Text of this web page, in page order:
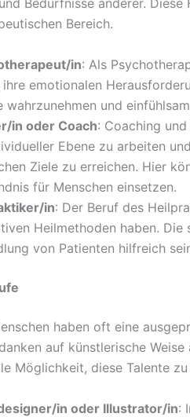
Bedürfnisse anderer.
Bereich.
in: Als
ihre emotionalen
wahrzunehmen und
in oder Coach: Coaching
Ebene zu arbeiten
Ziele zu erreichen. Hier
für Menschen einsetzen.
in: Der Beruf des
Heilmethoden haben. Die
von Patienten hilfreich
haben oft eine
auf künstlerische
Möglichkeit, diese Talente
in oder Illustrator/in: